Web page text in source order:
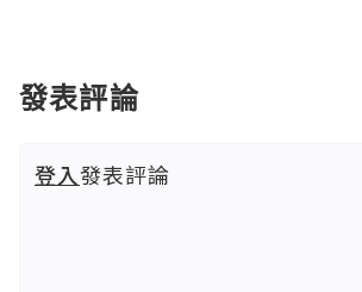
發表評論
登入發表評論